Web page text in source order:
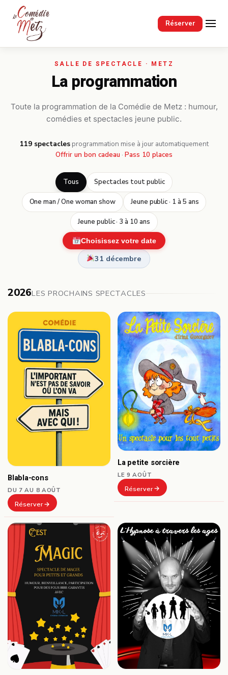
Réserver
Passer au contenu principal
La programmation
Toute la programmation de la Comédie de Metz : humour,
comédies et spectacles jeune public.
119 spectacles· programmation mise à jour automatiquement
Offrir un bon cadeau · Pass 10 places
Tous Spectacles tout public
One man / One woman show Jeune public · 1 à 5 ans
Jeune public · 3 à 10 ans
Choisissez votre date
31 décembre
2026LES PROCHAINS SPECTACLES
Blabla-cons
DU 7 AU 8 AOÛT
Réserver
La petite sorcière
LE 9 AOÛT
Réserver